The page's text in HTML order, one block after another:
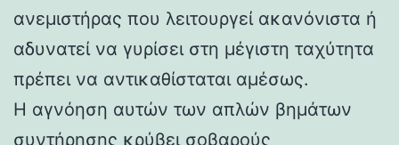
ανεμιστήρας που λειτουργεί ακανόνιστα ή
αδυνατεί να γυρίσει στη μέγιστη ταχύτητα
πρέπει να αντικαθίσταται αμέσως.
Η αγνόηση αυτών των απλών βημάτων
συντήρησης κρύβει σοβαρούς